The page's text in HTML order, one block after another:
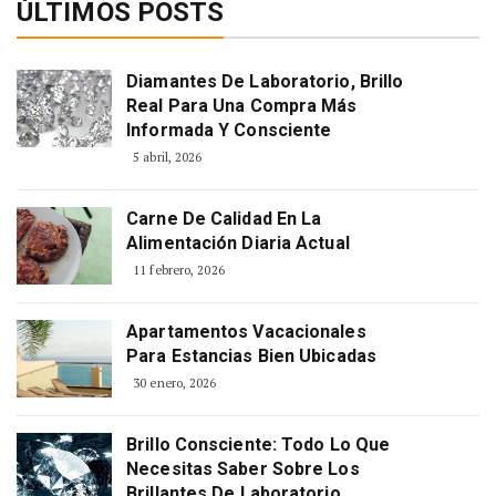
ÚLTIMOS POSTS
Diamantes De Laboratorio, Brillo
Real Para Una Compra Más
Informada Y Consciente
5 abril, 2026
Carne De Calidad En La
Alimentación Diaria Actual
11 febrero, 2026
Apartamentos Vacacionales
Para Estancias Bien Ubicadas
30 enero, 2026
Brillo Consciente: Todo Lo Que
Necesitas Saber Sobre Los